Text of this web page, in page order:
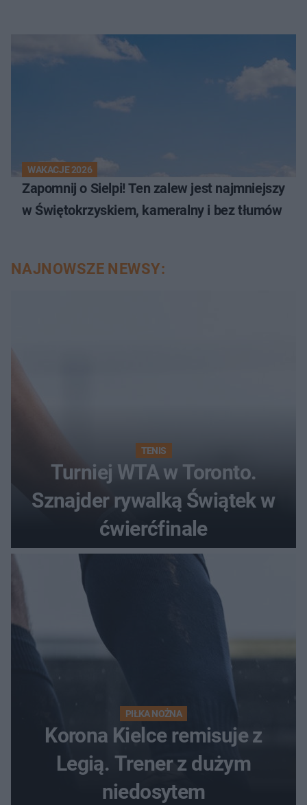
WAKACJE 2026
Zapomnij o Sielpi! Ten zalew jest najmniejszy
w Świętokrzyskiem, kameralny i bez tłumów
NAJNOWSZE NEWSY:
TENIS
Turniej WTA w Toronto.
Sznajder rywalką Świątek w
ćwierćfinale
PIŁKA NOŻNA
Korona Kielce remisuje z
Legią. Trener z dużym
niedosytem